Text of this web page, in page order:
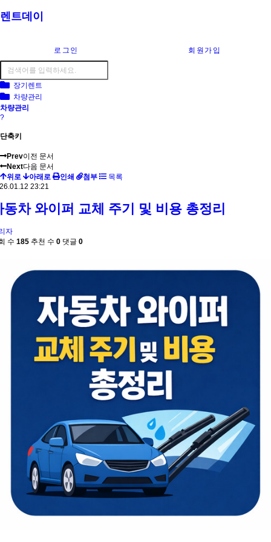
렌트데이
로그인 회원가입
장기렌트
차량관리
차량관리
?
단축키
Prev이전 문서
Next다음 문서
위로
아래로 인쇄 첨부
목록
23:21
동차 와이퍼 교체 주기 및 비용 총정리
자
수 185 추천 수 0 댓글 0